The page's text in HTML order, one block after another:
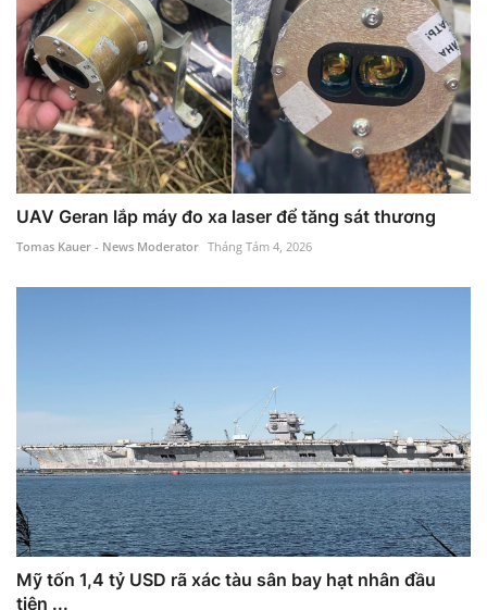
UAV Geran lắp máy đo xa laser để tăng sát thương
Tomas Kauer - News Moderator Tháng Tám 4, 2026
Mỹ tốn 1,4 tỷ USD rã xác tàu sân bay hạt nhân đầu
tiên ...